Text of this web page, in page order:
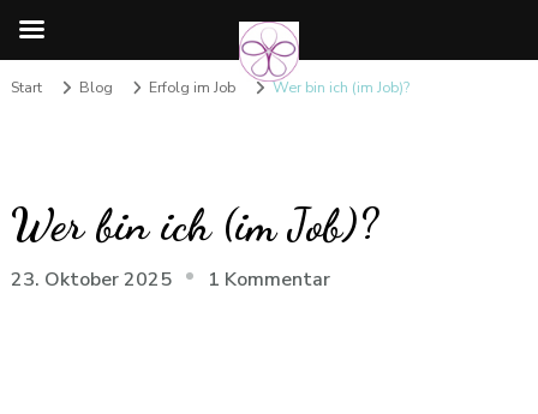
Start Blog Erfolg im Job Wer bin ich (im Job)?
Wer bin ich (im Job)?
23. Oktober 2025 1 Kommentarzu